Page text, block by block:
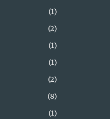
1
2
1
1
2
8
1